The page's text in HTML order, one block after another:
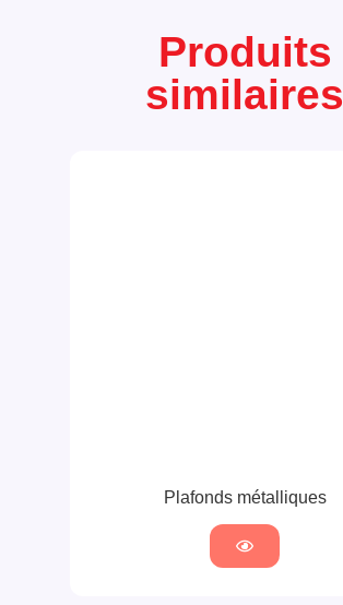
Produits
similaires
Plafonds métalliques